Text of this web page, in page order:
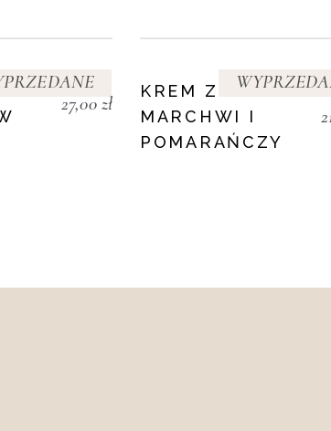
27,00 zł
KREM Z
MARCHWI I
POMARAŃCZY